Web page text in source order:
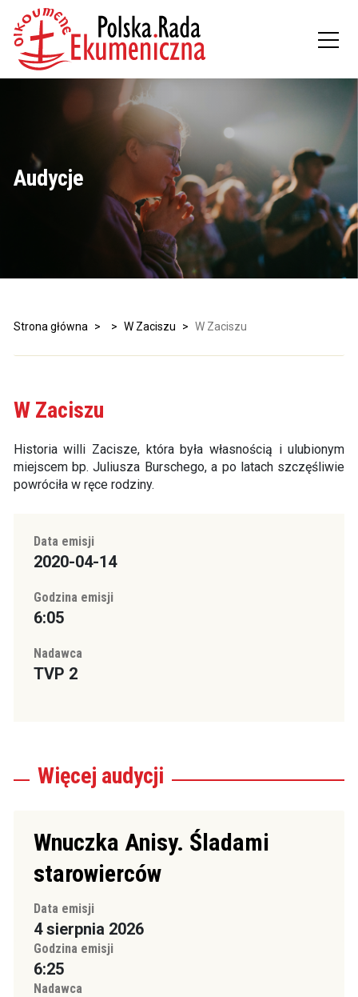
Audycje
Strona główna > > W Zaciszu > W Zaciszu
W Zaciszu
Historia willi Zacisze, która była własnością i ulubionym
miejscem bp. Juliusza Burschego, a po latach szczęśliwie
powróciła w ręce rodziny.
Data emisji
2020-04-14
Godzina emisji
6:05
Nadawca
TVP 2
Więcej audycji
Wnuczka Anisy. Śladami
starowierców
Data emisji
4 sierpnia 2026
Godzina emisji
6:25
Nadawca